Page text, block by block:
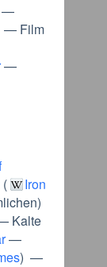
—
— Film
—
(
Iron
)
Kalte
—
) —